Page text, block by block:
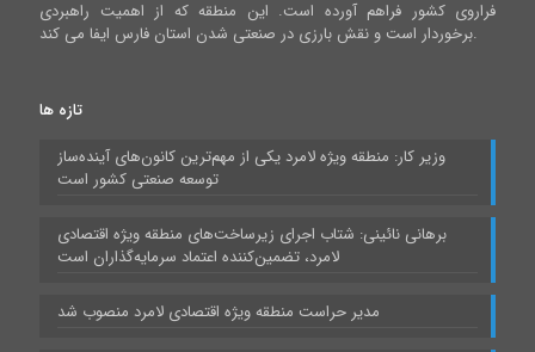
فراروی کشور فراهم آورده است. این منطقه که از اهمیت راهبردی
برخوردار است و نقش بارزی در صنعتی شدن استان فارس ایفا می کند.
تازه ها
وزیر کار: منطقه ویژه لامرد یکی از مهم‌ترین کانون‌های آینده‌ساز
توسعه صنعتی کشور است
برهانی نائینی: شتاب اجرای زیرساخت‌های منطقه ویژه اقتصادی
لامرد، تضمین‌کننده اعتماد سرمایه‌گذاران است
مدیر حراست منطقه ویژه اقتصادی لامرد منصوب شد